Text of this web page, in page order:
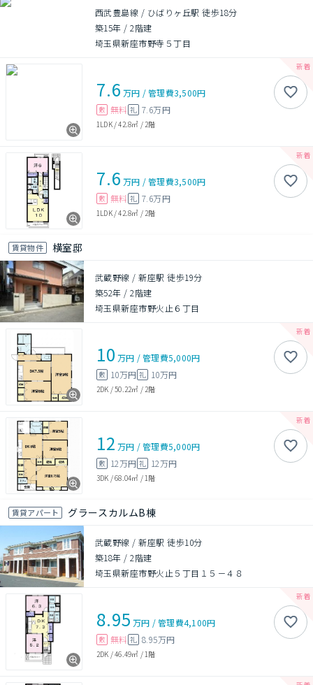
西武豊島線 / ひばりヶ丘駅 徒歩18分
築15年 /2階建
埼玉県新座市野寺５丁目
7.6 万円 /管理費3,500円
敷 無料 礼 7.6万円
1LDK/42.8㎡ / 2階
7.6 万円 /管理費3,500円
敷 無料 礼 7.6万円
1LDK/42.8㎡ / 2階
賃貸物件 横室邸
武蔵野線 / 新座駅 徒歩19分
築52年 /2階建
埼玉県新座市野火止６丁目
10 万円 /管理費5,000円
敷 10万円 礼 10万円
2DK /50.22㎡ / 2階
12 万円 /管理費5,000円
敷 12万円 礼 12万円
3DK /68.04㎡ / 1階
賃貸アパート グラースカルムB棟
武蔵野線 / 新座駅 徒歩10分
築18年 /2階建
埼玉県新座市野火止５丁目１５－４８
8.95 万円 /管理費4,100円
敷 無料 礼 8.95万円
2DK /46.49㎡ / 1階